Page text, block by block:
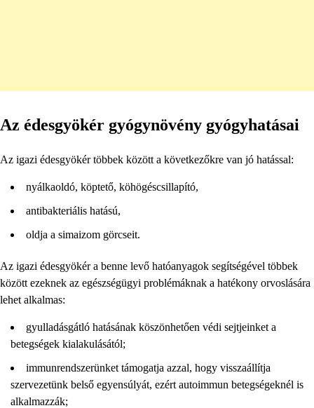
Az édesgyökér gyógynövény gyógyhatásai
Az igazi édesgyökér többek között a következőkre van jó hatással:
nyálkaoldó, köptető, köhögéscsillapító,
antibakteriális hatású,
oldja a simaizom görcseit.
Az igazi édesgyökér a benne levő hatóanyagok segítségével többek
között ezeknek az egészségügyi problémáknak a hatékony orvoslására
lehet alkalmas:
gyulladásgátló hatásának köszönhetően védi sejtjeinket a
betegségek kialakulásától;
immunrendszerünket támogatja azzal, hogy visszaállítja
szervezetünk belső egyensúlyát, ezért autoimmun betegségeknél is
alkalmazzák;